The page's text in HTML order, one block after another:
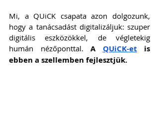
Mi, a QUiCK csapata azon dolgozunk,
hogy a tanácsadást digitalizáljuk: szuper
digitális eszközökkel, de végletekig
humán nézőponttal. A QUiCK-et is
ebben a szellemben fejlesztjük.